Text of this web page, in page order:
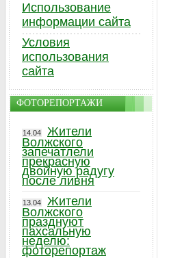
Использование
информации сайта
Условия
использования
сайта
ФОТОРЕПОРТАЖИ
14.04
Жители
Волжского
запечатлели
прекрасную
двойную радугу
после ливня
13.04
Жители
Волжского
празднуют
пахсальную
неделю:
фоторепортаж